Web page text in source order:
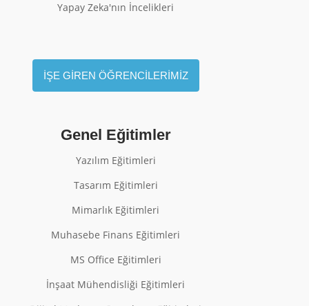
Yapay Zeka'nın İncelikleri
İŞE GİREN ÖĞRENCİLERİMİZ
Genel Eğitimler
Yazılım Eğitimleri
Tasarım Eğitimleri
Mimarlık Eğitimleri
Muhasebe Finans Eğitimleri
MS Office Eğitimleri
İnşaat Mühendisliği Eğitimleri